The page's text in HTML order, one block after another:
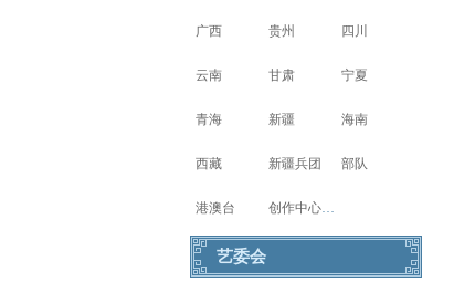
广西 贵州 四川
云南 甘肃 宁夏
青海 新疆 海南
西藏 新疆兵团 部队
港澳台 创作中心写生基地
艺委会